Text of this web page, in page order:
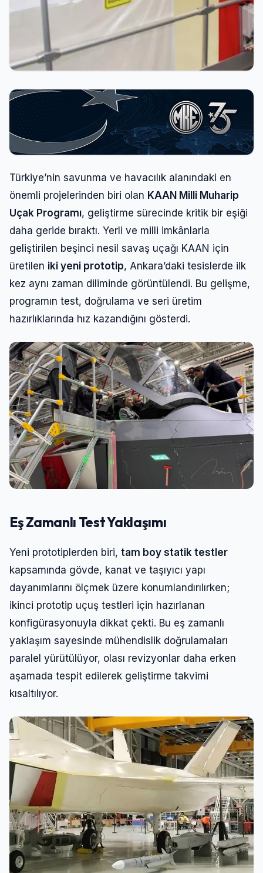
Türkiye’nin savunma ve havacılık alanındaki en
önemli projelerinden biri olan KAAN Milli Muharip
Uçak Programı, geliştirme sürecinde kritik bir eşiği
daha geride bıraktı. Yerli ve milli imkânlarla
geliştirilen beşinci nesil savaş uçağı KAAN için
üretilen iki yeni prototip, Ankara’daki tesislerde ilk
kez aynı zaman diliminde görüntülendi. Bu gelişme,
programın test, doğrulama ve seri üretim
hazırlıklarında hız kazandığını gösterdi.
Eş Zamanlı Test Yaklaşımı
Yeni prototiplerden biri, tam boy statik testler
kapsamında gövde, kanat ve taşıyıcı yapı
dayanımlarını ölçmek üzere konumlandırılırken;
ikinci prototip uçuş testleri için hazırlanan
konfigürasyonuyla dikkat çekti. Bu eş zamanlı
yaklaşım sayesinde mühendislik doğrulamaları
paralel yürütülüyor, olası revizyonlar daha erken
aşamada tespit edilerek geliştirme takvimi
kısaltılıyor.
Giriş Yap
Kullanıcı Adı veya E-posta